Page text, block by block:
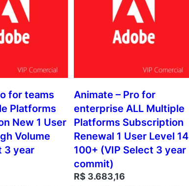
for teams
Platforms
New 1 User
Volume
3 year
Animate – Pro for
enterprise ALL Multiple
Platforms Subscription
Renewal 1 User Level 14
100+ (VIP Select 3 year
commit)
R$ 3.683,16